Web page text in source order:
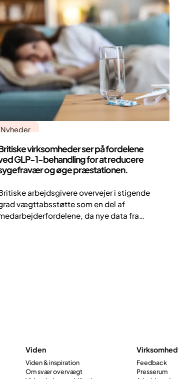
Nyheder
virksomheder ser på fordelene
GLP-1-behandling for at reducere
og øge præstationen.
arbejdsgivere overvejer i stigende
vægttabsstøtte som en del af
da nye data fra
Viden
Viden & inspiration
Om svær overvægt
Virksomhed
Feedback
Presserum